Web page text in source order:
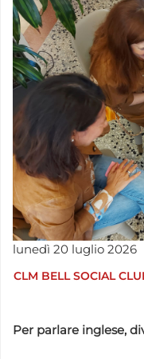
lunedì 20 luglio 2026
CLM BELL SOCIAL
Per parlare inglese,